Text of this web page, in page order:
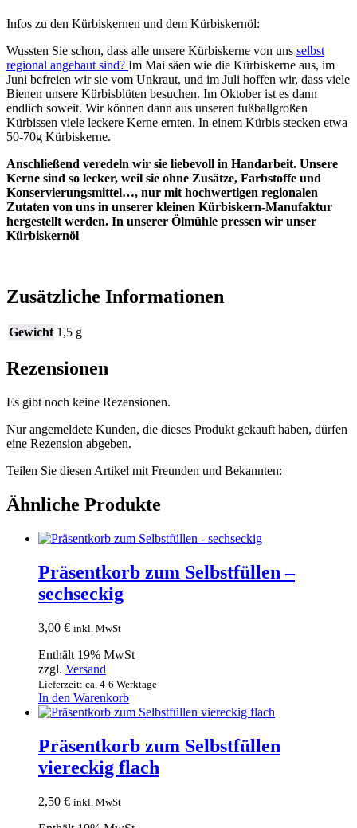
Infos zu den Kürbiskernen und dem Kürbiskernöl:
Wussten Sie schon, dass alle unsere Kürbiskerne von uns selbst
regional angebaut sind? Im Mai säen wie die Kürbiskerne aus, im
Juni befreien wir sie vom Unkraut, und im Juli hoffen wir, dass viele
Bienen unsere Kürbisblüten besuchen. Im Oktober ist es dann
endlich soweit. Wir können dann aus unseren fußballgroßen
Kürbissen viele leckere Kerne ernten. In einem Kürbis stecken etwa
50-70g Kürbiskerne.
Anschließend veredeln wir sie liebevoll in Handarbeit. Unsere
Kerne sind so lecker, weil sie ohne Zusätze, Farbstoffe und
Konservierungsmittel…, nur mit hochwertigen regionalen
Zutaten von uns in unserer kleinen Kürbiskern-Manufaktur
hergestellt werden. In unserer Ölmühle pressen wir unser
Kürbiskernöl
Zusätzliche Informationen
Gewicht 1,5 g
Rezensionen
Es gibt noch keine Rezensionen.
Nur angemeldete Kunden, die dieses Produkt gekauft haben, dürfen
eine Rezension abgeben.
Teilen Sie diesen Artikel mit Freunden und Bekannten:
Ähnliche Produkte
Präsentkorb zum Selbstfüllen –
sechseckig
3,00 € inkl. MwSt
Enthält 19% MwSt
zzgl. Versand
Lieferzeit: ca. 4-6 Werktage
In den Warenkorb
Präsentkorb zum Selbstfüllen
viereckig flach
2,50 € inkl. MwSt